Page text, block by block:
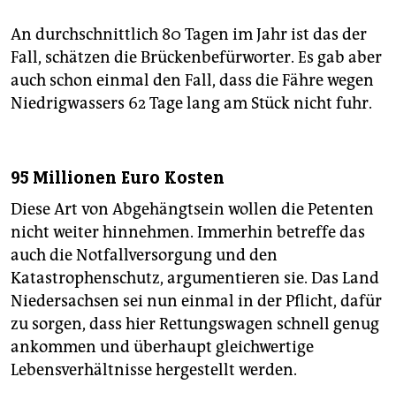
An durchschnittlich 80 Tagen im Jahr ist das der
Fall, schätzen die Brückenbefürworter. Es gab aber
auch schon einmal den Fall, dass die Fähre wegen
Niedrigwassers 62 Tage lang am Stück nicht fuhr.
95 Millionen Euro Kosten
Diese Art von Abgehängtsein wollen die Petenten
nicht weiter hinnehmen. Immerhin betreffe das
auch die Notfallversorgung und den
Katastrophenschutz, argumentieren sie. Das Land
Niedersachsen sei nun einmal in der Pflicht, dafür
zu sorgen, dass hier Rettungswagen schnell genug
ankommen und überhaupt gleichwertige
Lebensverhältnisse hergestellt werden.